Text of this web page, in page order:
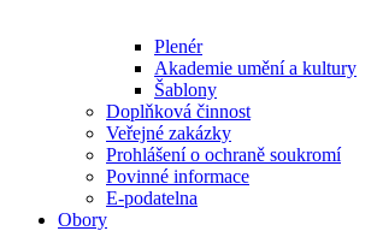
Plenér
Akademie umění a kultury
Šablony
Doplňková činnost
Veřejné zakázky
Prohlášení o ochraně soukromí
Povinné informace
E-podatelna
Obory